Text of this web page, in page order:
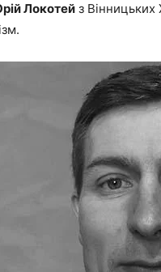
Локотей з